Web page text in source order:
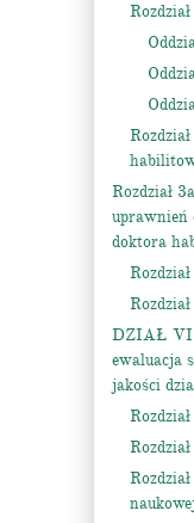
Rozdział
uprawnień
doktora
DZIAŁ VI.
ewaluacja
jakości
naukowej